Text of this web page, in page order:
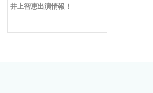
井上智恵出演情報！